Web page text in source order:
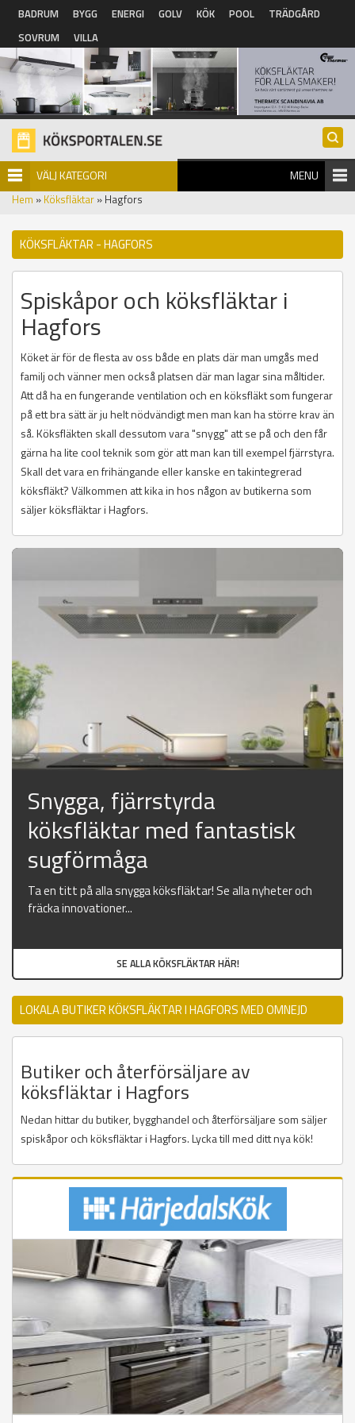
Hoppa till huvudinnehåll
BADRUM BYGG ENERGI GOLV KÖK POOL
TRÄDGÅRD
SOVRUM
VILLA
VÄLJ KATEGORI MENU
Hem » Köksfläktar » Hagfors
KÖKSFLÄKTAR - HAGFORS
Spiskåpor och köksfläktar i
Hagfors
Köket är för de flesta av oss både en plats där man umgås med
familj och vänner men också platsen där man lagar sina måltider.
Att då ha en fungerande ventilation och en köksfläkt som fungerar
på ett bra sätt är ju helt nödvändigt men man kan ha större krav än
så. Köksfläkten skall dessutom vara "snygg" att se på och den får
gärna ha lite cool teknik som gör att man kan till exempel fjärrstyra.
Skall det vara en frihängande eller kanske en takintegrerad
köksfläkt? Välkommen att kika in hos någon av butikerna som
säljer köksfläktar i Hagfors.
Snygga, fjärrstyrda
köksfläktar med fantastisk
sugförmåga
Ta en titt på alla snygga köksfläktar! Se alla nyheter och
fräcka innovationer...
SE ALLA KÖKSFLÄKTAR HÄR!
LOKALA BUTIKER KÖKSFLÄKTAR I HAGFORS MED OMNEJD
Butiker och återförsäljare av
köksfläktar i Hagfors
Nedan hittar du butiker, bygghandel och återförsäljare som säljer
spiskåpor och köksfläktar i Hagfors. Lycka till med ditt nya kök!